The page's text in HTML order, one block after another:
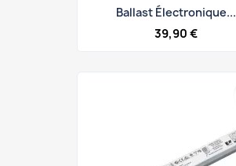
Ballast Électronique...
39,90 €